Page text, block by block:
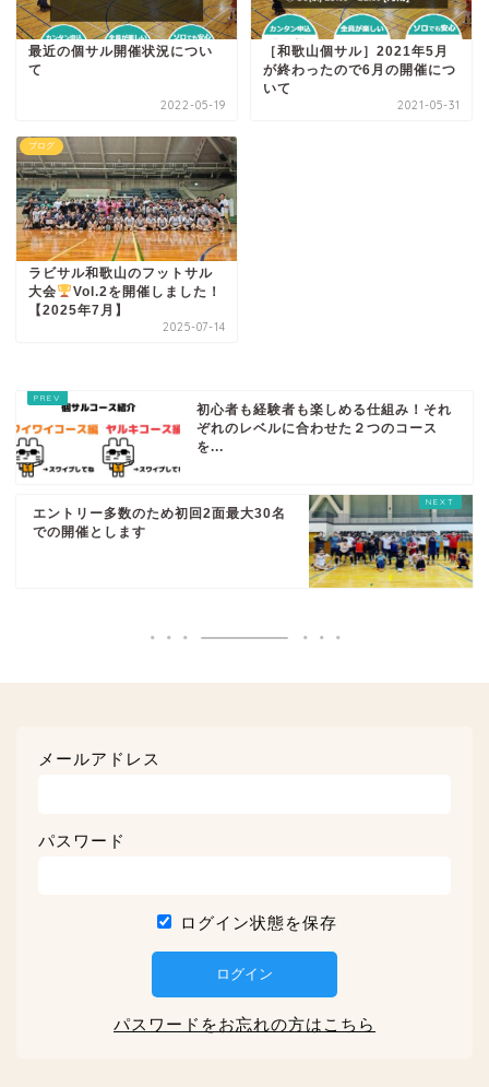
最近の個サル開催状況につい
て
2022-05-19
［和歌山個サル］2021年5月
が終わったので6月の開催につ
いて
2021-05-31
ブログ
ラビサル和歌山のフットサル
大会
Vol.2を開催しました！
【2025年7月】
2025-07-14
初心者も経験者も楽しめる仕組み！それ
ぞれのレベルに合わせた２つのコース
を...
エントリー多数のため初回2面最大30名
での開催とします
メールアドレス
パスワード
ログイン状態を保存
パスワードをお忘れの方はこちら